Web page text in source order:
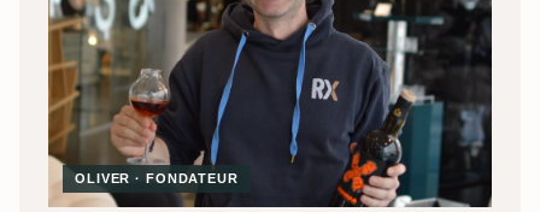
OLIVER · FONDATEUR